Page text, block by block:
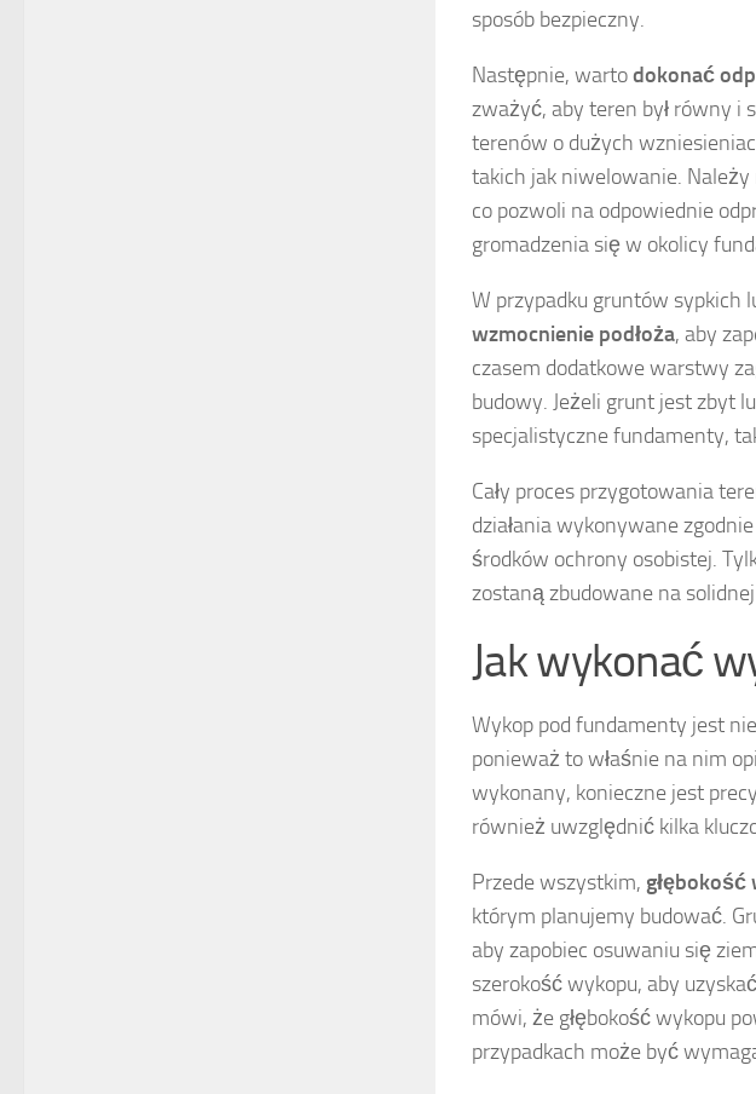
sposób bezpieczny.
Następnie, wartodokonać
zważyć, aby teren był równy i
terenów o dużych
takich jak niwelowanie.
co pozwoli na odpowiednie
gromadzenia się w okolicy
W przypadku gruntów sypkich
wzmocnienie podłoża, aby
czasem dodatkowe warstwy
budowy. Jeżeli grunt jest zbyt
specjalistyczne fundamenty,
Cały proces przygotowania
działania wykonywane
środków ochrony osobistej.
zostaną zbudowane na
Jak wykonać
Wykop pod fundamenty jest
ponieważ to właśnie na nim
wykonany, konieczne jest
również uwzględnić kilka
Przede wszystkim, głębokość
którym planujemy budować.
aby zapobiec osuwaniu się
szerokość wykopu, aby
mówi, że głębokość wykopu
przypadkach może być